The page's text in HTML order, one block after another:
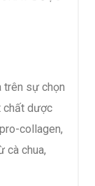
trên sự chọn
chất dược
collagen,
cà chua,